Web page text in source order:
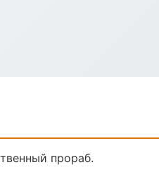
прораб.